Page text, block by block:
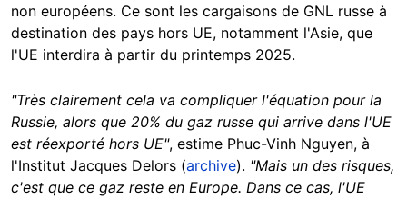
non européens. Ce sont les cargaisons de GNL russe à
destination des pays hors UE, notamment l'Asie, que
l'UE interdira à partir du printemps 2025.
"Très clairement cela va compliquer l'équation pour la
Russie, alors que 20% du gaz russe qui arrive dans l'UE
est réexporté hors UE", estime Phuc-Vinh Nguyen, à
l'Institut Jacques Delors (archive). "Mais un des risques,
c'est que ce gaz reste en Europe. Dans ce cas, l'UE